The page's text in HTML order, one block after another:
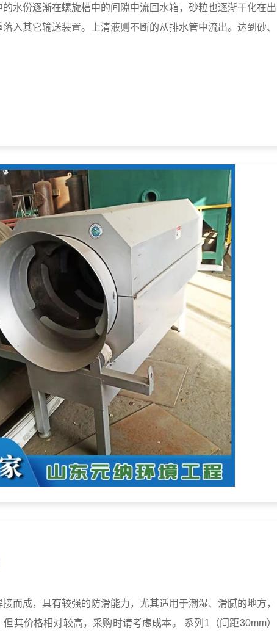
水份逐渐在螺旋槽中的间隙中流回水箱，砂粒也逐渐干化在出
入其它输送装置。上清液则不断的从排水管中流出。达到砂、
而成，具有较强的防滑能力，尤其适用于潮湿、滑腻的地方，
格相对较高，采购时请考虑成本。 系列1（间距30mm）